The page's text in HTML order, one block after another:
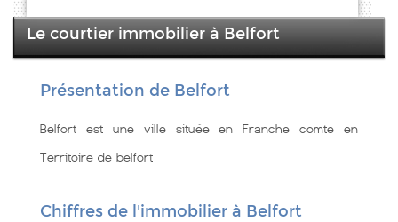
Le courtier immobilier à Belfort
Présentation de Belfort
Belfort est une ville située en Franche comte en
Territoire de belfort
Chiffres de l'immobilier à Belfort